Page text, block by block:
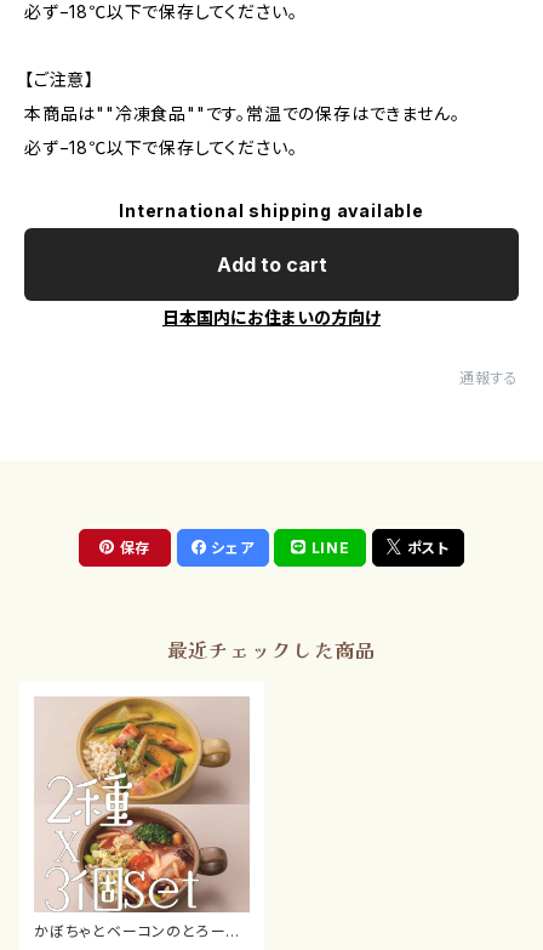
必ず−18℃以下で保存してください。
【ご注意】
本商品は""冷凍食品""です。常温での保存はできません。
必ず−18℃以下で保存してください。
International shipping available
Add to cart
日本国内にお住まいの方向け
通報する
保存 シェア LINE ポスト
最近チェックした商品
かぼちゃとベーコンのとろーり